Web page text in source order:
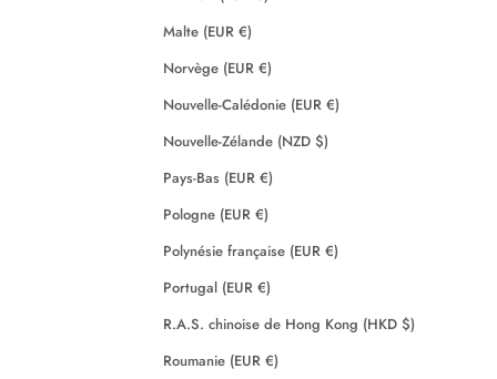
Malte (EUR €)
Norvège (EUR €)
Nouvelle-Calédonie (EUR €)
Nouvelle-Zélande (NZD $)
Pays-Bas (EUR €)
Pologne (EUR €)
Polynésie française (EUR €)
Portugal (EUR €)
R.A.S. chinoise de Hong Kong (HKD $)
Roumanie (EUR €)